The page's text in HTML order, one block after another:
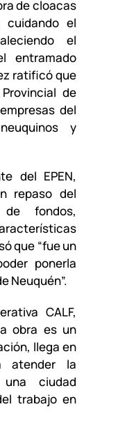
de cloacas
el
el
entramado
ratificó que
de
del
y
del EPEN,
repaso del
fondos,
que “fue un
ponerla
Neuquén”.
CALF,
obra es un
llega en
atender la
ciudad
trabajo en